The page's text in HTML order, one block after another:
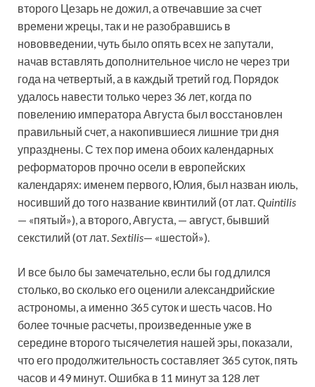
второго Цезарь не дожил, а отвечавшие за счет
времени жрецы, так и не разобравшись в
нововведении, чуть было опять всех не запутали,
начав вставлять дополнительное число не через три
года на четвертый, а в каждый третий год. Порядок
удалось навести только через 36 лет, когда по
повелению императора Августа был восстановлен
правильный счет, а накопившиеся лишние три дня
упразднены. С тех пор имена обоих календарных
реформаторов прочно осели в европейских
календарях: именем первого, Юлия, был назван июль,
носивший до того название квинтилий (от лат. Quintilis
— «пятый»), а второго, Августа, — август, бывший
секстилий (от лат. Sextilis— «шестой»).
И все было бы замечательно, если бы год длился
столько, во сколько его оценили александрийские
астрономы, а именно 365 суток и шесть часов. Но
более точные расчеты, произведенные уже в
середине второго тысячелетия нашей эры, показали,
что его продолжительность составляет 365 суток, пять
часов и 49 минут. Ошибка в 11 минут за 128 лет